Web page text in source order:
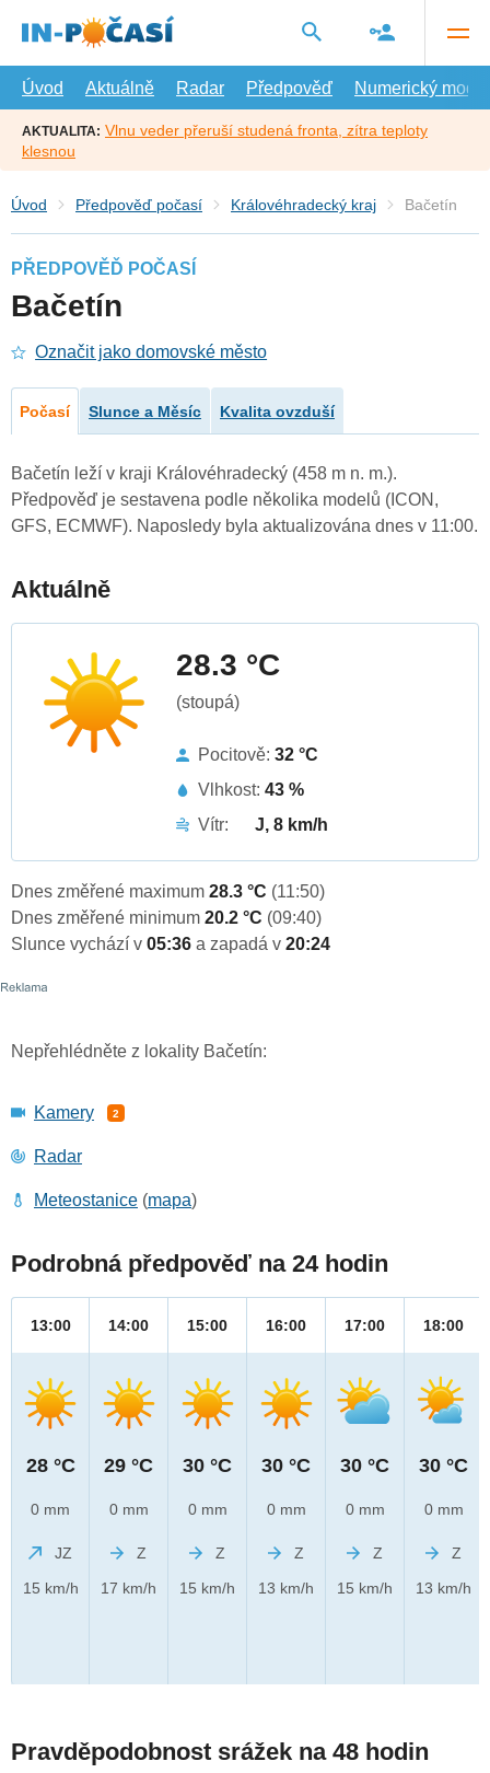
hlavní
Úvod
Aktuálně Radar Předpověď Numerický model
AKTUALITA: Vlnu veder přeruší studená fronta, zítra teploty
klesnou
Úvod Předpověď počasí Královéhradecký kraj Bačetín
PŘEDPOVĚĎ POČASÍ
Bačetín
Označit jako domovské město
Počasí Slunce a Měsíc Kvalita ovzduší
Bačetín leží v kraji Královéhradecký (458 m n. m.).
Předpověď je sestavena podle několika modelů (ICON,
GFS, ECMWF). Naposledy byla aktualizována dnes v 11:00.
Aktuálně
28.3 °C
(stoupá)
Pocitově: 32 °C
Vlhkost: 43 %
Vítr:
J, 8 km/h
Dnes změřené maximum 28.3 °C (11:50)
Dnes změřené minimum 20.2 °C (09:40)
Slunce vychází v 05:36 a zapadá v 20:24
Nepřehlédněte z lokality Bačetín:
Kamery 2
Radar
Meteostanice (mapa)
Podrobná předpověď na 24 hodin
13:00
28 °C
0 mm
JZ
15 km/h
14:00
29 °C
0 mm
Z
17 km/h
15:00
30 °C
0 mm
Z
15 km/h
16:00
30 °C
0 mm
Z
13 km/h
17:00
30 °C
0 mm
Z
15 km/h
18:00
30 °C
0 mm
Z
13 km/h
Pravděpodobnost srážek na 48 hodin